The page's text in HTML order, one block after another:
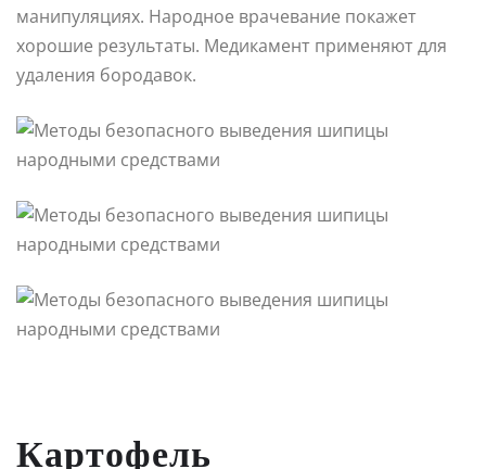
манипуляциях. Народное врачевание покажет
хорошие результаты. Медикамент применяют для
удаления бородавок.
Картофель